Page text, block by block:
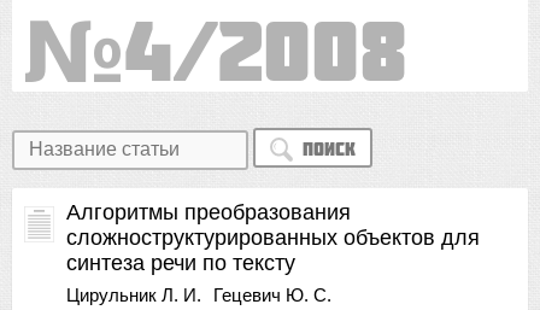
4/2008
Поиск
Алгоритмы преобразования
сложноструктурированных объектов для
синтеза речи по тексту
Цирульник Л. И.
Гецевич Ю. С.